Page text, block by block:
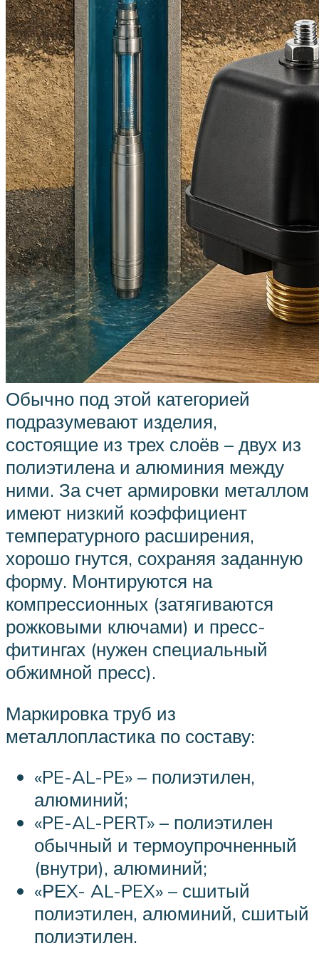
Обычно под этой категорией
подразумевают изделия,
состоящие из трех слоёв – двух из
полиэтилена и алюминия между
ними. За счет армировки металлом
имеют низкий коэффициент
температурного расширения,
хорошо гнутся, сохраняя заданную
форму. Монтируются на
компрессионных (затягиваются
рожковыми ключами) и пресс-
фитингах (нужен специальный
обжимной пресс).
Маркировка труб из
металлопластика по составу:
«PE-AL-PE» – полиэтилен,
алюминий;
«PE-AL-PERT» – полиэтилен
обычный и термоупрочненный
(внутри), алюминий;
«РЕX- AL-PEX» – сшитый
полиэтилен, алюминий, сшитый
полиэтилен.